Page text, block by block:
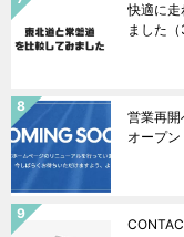
快適に
ました
営業再開
オープン